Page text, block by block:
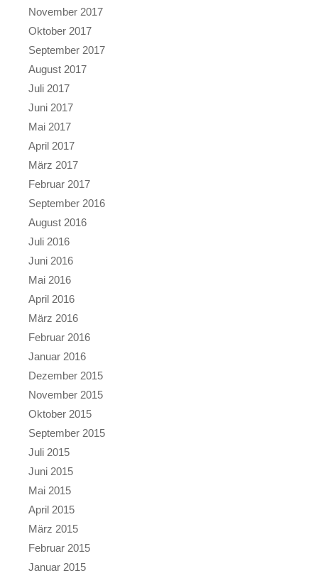
November 2017
Oktober 2017
September 2017
August 2017
Juli 2017
Juni 2017
Mai 2017
April 2017
März 2017
Februar 2017
September 2016
August 2016
Juli 2016
Juni 2016
Mai 2016
April 2016
März 2016
Februar 2016
Januar 2016
Dezember 2015
November 2015
Oktober 2015
September 2015
Juli 2015
Juni 2015
Mai 2015
April 2015
März 2015
Februar 2015
Januar 2015